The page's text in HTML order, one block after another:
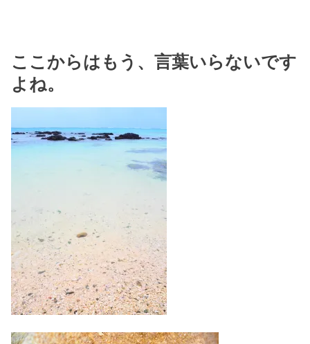
ここからはもう、言葉いらないです
よね。